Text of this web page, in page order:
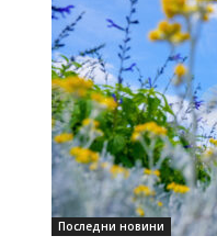
Последни новини